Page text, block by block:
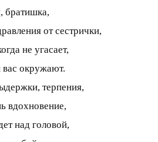
братишка,
от сестрички,
не угасает,
вас окружают.
терпения,
вдохновение,
над головой,